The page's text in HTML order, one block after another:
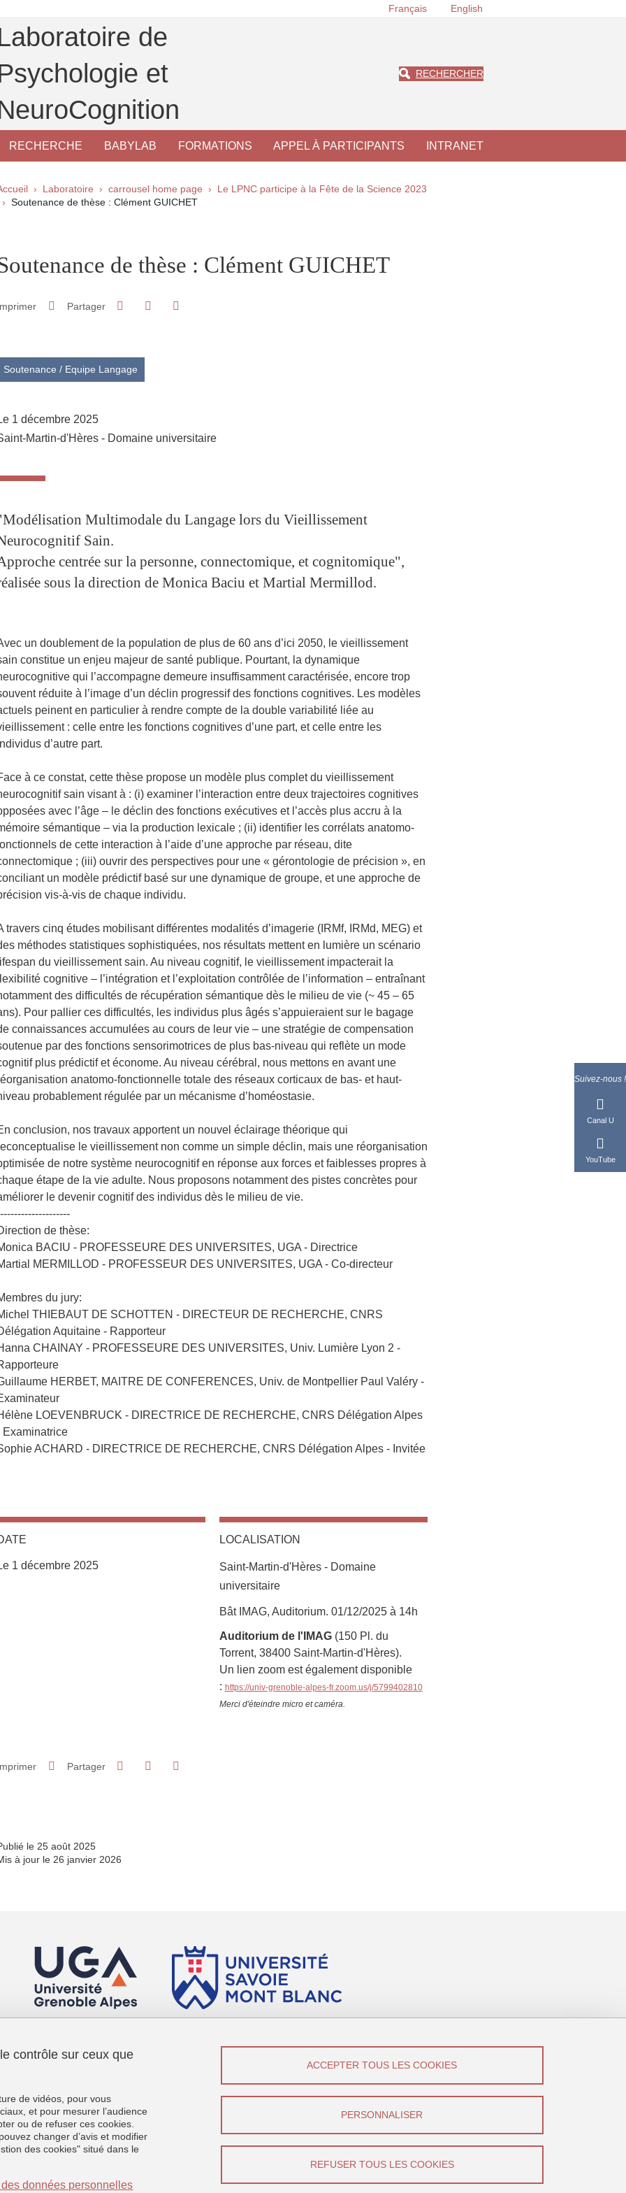
Français English
Suivez-nous !
Canal U
YouTube
de
et
RECHERCHER
RECHERCHE BABYLAB FORMATIONS APPEL À PARTICIPANTS INTRANET
d'Ariane
Laboratoire carrousel home page
Le LPNC participe à la Fête de la Science 2023
Soutenance de thèse : Clément GUICHET
Sidebarde thèse : Clément GUICHET
Partager Partager sur Facebook
Partager sur LinkedIn
Soutenance / Equipe Langage
1 décembre 2025
Martin-d'Hères - Domaine universitaire
Multimodale du Langage lors du Vieillissement
Sain.
centrée sur la personne, connectomique, et cognitomique",
sous la direction de Monica Baciu et Martial Mermillod.
un doublement de la population de plus de 60 ans d’ici 2050, le vieillissement
constitue un enjeu majeur de santé publique. Pourtant, la dynamique
qui l’accompagne demeure insuffisamment caractérisée, encore trop
réduite à l’image d’un déclin progressif des fonctions cognitives. Les modèles
peinent en particulier à rendre compte de la double variabilité liée au
: celle entre les fonctions cognitives d’une part, et celle entre les
d’autre part.
à ce constat, cette thèse propose un modèle plus complet du vieillissement
sain visant à : (i) examiner l’interaction entre deux trajectoires cognitives
avec l’âge – le déclin des fonctions exécutives et l’accès plus accru à la
sémantique – via la production lexicale ; (ii) identifier les corrélats anatomo-
de cette interaction à l’aide d’une approche par réseau, dite
; (iii) ouvrir des perspectives pour une « gérontologie de précision », en
un modèle prédictif basé sur une dynamique de groupe, et une approche de
vis-à-vis de chaque individu.
travers cinq études mobilisant différentes modalités d’imagerie (IRMf, IRMd, MEG) et
méthodes statistiques sophistiquées, nos résultats mettent en lumière un scénario
du vieillissement sain. Au niveau cognitif, le vieillissement impacterait la
cognitive – l’intégration et l’exploitation contrôlée de l’information – entraînant
des difficultés de récupération sémantique dès le milieu de vie (~ 45 – 65
Pour pallier ces difficultés, les individus plus âgés s’appuieraient sur le bagage
connaissances accumulées au cours de leur vie – une stratégie de compensation
par des fonctions sensorimotrices de plus bas-niveau qui reflète un mode
plus prédictif et économe. Au niveau cérébral, nous mettons en avant une
anatomo-fonctionnelle totale des réseaux corticaux de bas- et haut-
probablement régulée par un mécanisme d’homéostasie.
conclusion, nos travaux apportent un nouvel éclairage théorique qui
le vieillissement non comme un simple déclin, mais une réorganisation
de notre système neurocognitif en réponse aux forces et faiblesses propres à
étape de la vie adulte. Nous proposons notamment des pistes concrètes pour
le devenir cognitif des individus dès le milieu de vie.
de thèse:
BACIU - PROFESSEURE DES UNIVERSITES, UGA - Directrice
MERMILLOD - PROFESSEUR DES UNIVERSITES, UGA - Co-directeur
du jury:
THIEBAUT DE SCHOTTEN - DIRECTEUR DE RECHERCHE, CNRS
Aquitaine - Rapporteur
CHAINAY - PROFESSEURE DES UNIVERSITES, Univ. Lumière Lyon 2 -
HERBET, MAITRE DE CONFERENCES, Univ. de Montpellier Paul Valéry -
LOEVENBRUCK - DIRECTRICE DE RECHERCHE, CNRS Délégation Alpes
Examinatrice
ACHARD - DIRECTRICE DE RECHERCHE, CNRS Délégation Alpes - Invitée
1 décembre 2025
LOCALISATION
Saint-Martin-d'Hères - Domaine
universitaire
Complément lieu
Bât IMAG, Auditorium. 01/12/2025à 14h
Auditorium de l'IMAG(150 Pl. du
Torrent, 38400 Saint-Martin-d'Hères).
Un lien zoom est également disponible
: https://univ-grenoble-alpes-fr.zoom.us/j/5799402810
Merci d'éteindre micro et caméra.
Partager Partager sur Facebook
Partager sur LinkedIn
le 25 août 2025
à jour le 26 janvier 2026
Crédits
Mentions légales
Données personnelles
Canal U
YouTube
contrôle sur ceux que
de vidéos, pour vous
et pour mesurer l’audience
ou de refuser ces cookies.
changer d’avis et modifier
des cookies" situé dans le
données personnelles
ACCEPTER TOUS LES COOKIES
REFUSER TOUS LES COOKIES
PERSONNALISER